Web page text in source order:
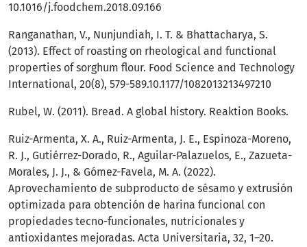
10.1016/j.foodchem.2018.09.166
Ranganathan, V., Nunjundiah, I. T. & Bhattacharya, S.
(2013). Effect of roasting on rheological and functional
properties of sorghum flour. Food Science and Technology
International, 20(8), 579-589.10.1177/1082013213497210
Rubel, W. (2011). Bread. A global history. Reaktion Books.
Ruiz-Armenta, X. A., Ruiz-Armenta, J. E., Espinoza-Moreno,
R. J., Gutiérrez-Dorado, R., Aguilar-Palazuelos, E., Zazueta-
Morales, J. J., & Gómez-Favela, M. A. (2022).
Aprovechamiento de subproducto de sésamo y extrusión
optimizada para obtención de harina funcional con
propiedades tecno-funcionales, nutricionales y
antioxidantes mejoradas. Acta Universitaria, 32, 1–20.